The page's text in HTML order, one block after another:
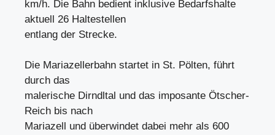
km/h. Die Bahn bedient inklusive Bedarfshalte
aktuell 26 Haltestellen
entlang der Strecke.
Die Mariazellerbahn startet in St. Pölten, führt
durch das
malerische Dirndltal und das imposante Ötscher-
Reich bis nach
Mariazell und überwindet dabei mehr als 600